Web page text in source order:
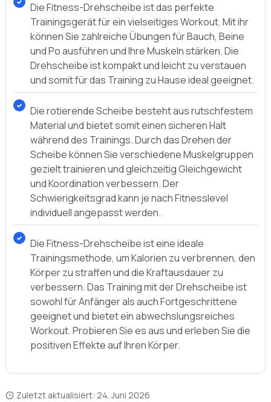
Die Fitness-Drehscheibe ist das perfekte
Trainingsgerät für ein vielseitiges Workout. Mit ihr
können Sie zahlreiche Übungen für Bauch, Beine
und Po ausführen und Ihre Muskeln stärken. Die
Drehscheibe ist kompakt und leicht zu verstauen
und somit für das Training zu Hause ideal geeignet.
Die rotierende Scheibe besteht aus rutschfestem
Material und bietet somit einen sicheren Halt
während des Trainings. Durch das Drehen der
Scheibe können Sie verschiedene Muskelgruppen
gezielt trainieren und gleichzeitig Gleichgewicht
und Koordination verbessern. Der
Schwierigkeitsgrad kann je nach Fitnesslevel
individuell angepasst werden.
Die Fitness-Drehscheibe ist eine ideale
Trainingsmethode, um Kalorien zu verbrennen, den
Körper zu straffen und die Kraftausdauer zu
verbessern. Das Training mit der Drehscheibe ist
sowohl für Anfänger als auch Fortgeschrittene
geeignet und bietet ein abwechslungsreiches
Workout. Probieren Sie es aus und erleben Sie die
positiven Effekte auf Ihren Körper.
Zuletzt aktualisiert: 24. Juni 2026